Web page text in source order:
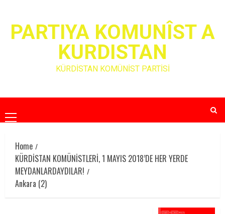
contentPARTIYA KOMUNÎST A
KURDISTAN
KÜRDİSTAN KOMÜNİST PARTİSİ
Primary
Menu
Home
KÜRDİSTAN KOMÜNİSTLERİ, 1 MAYIS 2018’DE HER YERDE
MEYDANLARDAYDILAR!
Ankara (2)